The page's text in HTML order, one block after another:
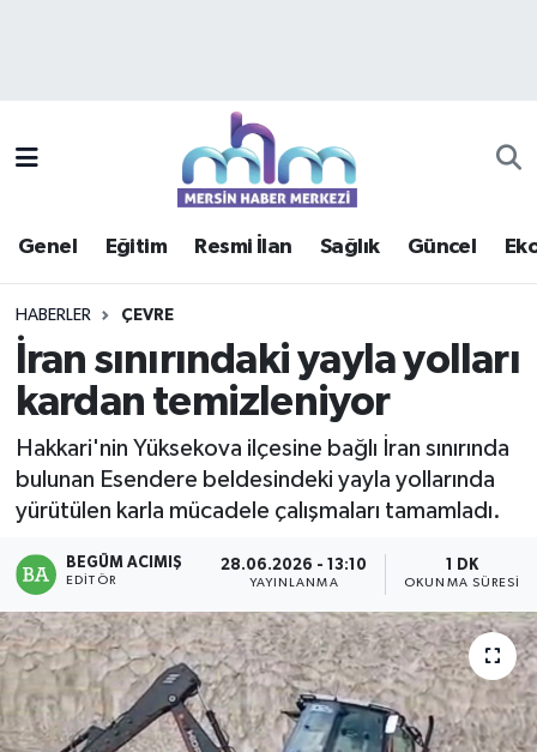
Genel Eğitim Resmi İlan Sağlık Güncel
HABERLER ÇEVRE
İran sınırındaki yayla yolları
kardan temizleniyor
Hakkari'nin Yüksekova ilçesine bağlı İran sınırında
bulunan Esendere beldesindeki yayla yollarında
yürütülen karla mücadele çalışmaları tamamladı.
BEGÜM ACIMIŞ
EDITÖR
28.06.2026 - 13:10
YAYINLANMA
1 DK
OKUNMA SÜRESI
Güncel
Haberde insan
Kültür - Sanat
Magazin
Mersin
Mersin Tarihi
Mersin Trafik Yoğunluk Haritası
Süper Lig Puan Durumu ve Fikstür
Haber Arşivi